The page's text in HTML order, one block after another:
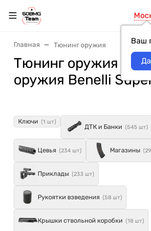
Ваш
Главная Тюнинг оружия
Тюнинг оружия
оружия Benelli
Ключи (1 шт)
ДТК и Банки (545 шт)
Цевья (234 шт) Магазины
Приклады (233 шт)
Рукоятки взведения (58 шт)
Крышки ствольной коробки (18 шт)